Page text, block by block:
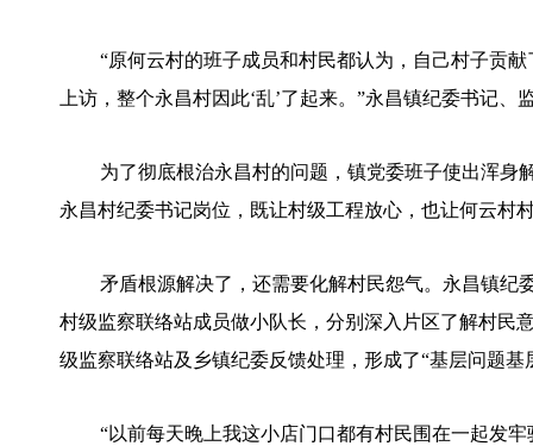
“原何云村的班子成员和村民都认为，自己村子贡
上访，整个永昌村因此‘乱’了起来。”永昌镇纪委书记、
为了彻底根治永昌村的问题，镇党委班子使出浑身
永昌村纪委书记岗位，既让村级工程放心，也让何云村
矛盾根源解决了，还需要化解村民怨气。永昌镇纪
村级监察联络站成员做小队长，分别深入片区了解村民
级监察联络站及乡镇纪委反馈处理，形成了“基层问题基
“以前每天晚上我这小店门口都有村民围在一起发